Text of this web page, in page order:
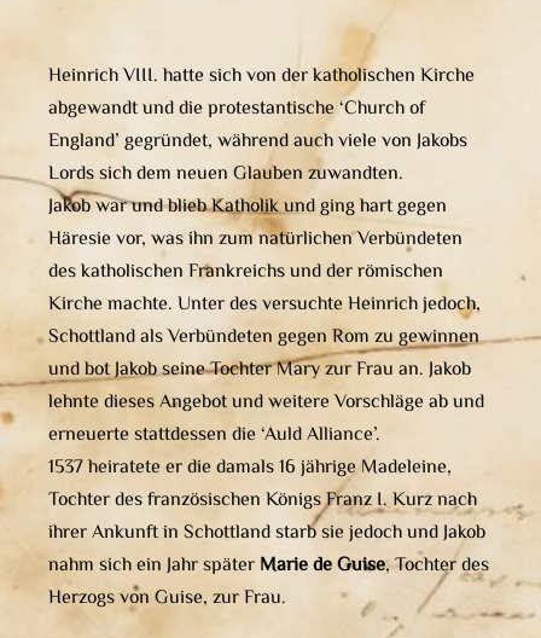
Heinrich VIII. hatte sich von der katholischen Kirche
abgewandt und die protestantische ‘Church of
England’ gegründet, während auch viele von Jakobs
Lords sich dem neuen Glauben zuwandten.
Jakob war und blieb Katholik und ging hart gegen
Häresie vor, was ihn zum natürlichen Verbündeten
des katholischen Frankreichs und der römischen
Kirche machte. Unter des versuchte Heinrich jedoch,
Schottland als Verbündeten gegen Rom zu gewinnen
und bot Jakob seine Tochter Mary zur Frau an. Jakob
lehnte dieses Angebot und weitere Vorschläge ab und
erneuerte stattdessen die ‘Auld Alliance’.
1537 heiratete er die damals 16 jährige Madeleine,
Tochter des französischen Königs Franz I. Kurz nach
ihrer Ankunft in Schottland starb sie jedoch und Jakob
nahm sich ein Jahr später Marie de Guise, Tochter des
Herzogs von Guise, zur Frau.